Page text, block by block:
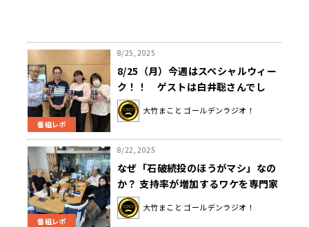
番組レポ
8/25, 2025
8/25（月）今週はスペシャルウィー
ク！！ ゲストは白井聡さんでし
た。
大竹まこと ゴールデンラジオ！
番組レポ
8/22, 2025
なぜ「石破続投のほうがマシ」なの
か？ 支持率が増加するワケを専門家
が解説
大竹まこと ゴールデンラジオ！